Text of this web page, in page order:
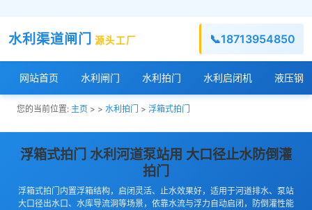
水利渠道闸门 源头工厂 📞18713954850
网站首页 水利闸门 水利拍门 水利启闭机 液压钢
您的当前位置: 主页 > > 水利拍门 > 浮箱式拍门
浮箱式拍门 水利河道泵站用 大口径止水防倒灌
拍门
浮箱式拍门内置浮箱结构，启闭灵活、止水效果好，适用于河道排水、泵站
大口径出水口、水库导流洞等场景，依靠水流与浮力自动启闭，防倒灌性能